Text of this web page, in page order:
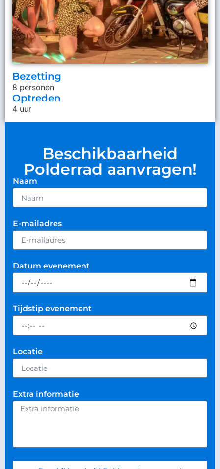
Bezetting
8 personen
Optreden
4 uur
Beschikbaarheid
Polderrad aanvragen!
Naam
E-mailadres
Datum evenement
Tijdstip evenement
Locatie
Extra informatie